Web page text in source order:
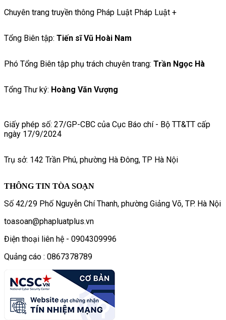
Chuyên trang truyền thông Pháp Luật Pháp Luật +
Tổng Biên tập: Tiến sĩ Vũ Hoài Nam
Phó Tổng Biên tập phụ trách chuyên trang: Trần Ngọc Hà
Tổng Thư ký: Hoàng Văn Vượng
Giấy phép số: 27/GP-CBC của Cục Báo chí - Bộ TT&TT cấp
ngày 17/9/2024
Trụ sở: 142 Trần Phú, phường Hà Đông, TP Hà Nội
THÔNG TIN TÒA SOẠN
Số 42/29 Phố Nguyễn Chí Thanh, phường Giảng Võ, TP. Hà Nội
toasoan@phapluatplus.vn
Điện thoại liên hệ - 0904309996
Quảng cáo : 0867378789